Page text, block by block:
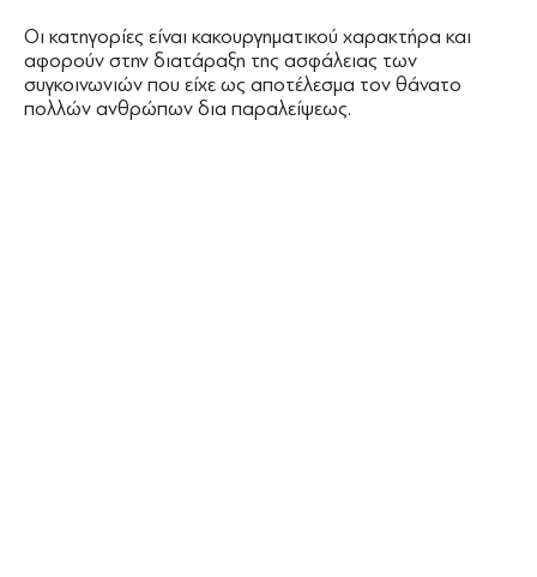
Οι κατηγορίες είναι κακουργηματικού χαρακτήρα και
αφορούν στην διατάραξη της ασφάλειας των
συγκοινωνιών που είχε ως αποτέλεσμα τον θάνατο
πολλών ανθρώπων δια παραλείψεως.